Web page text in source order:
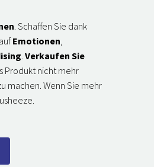
. Schaffen Sie dank
Emotionen,
. Verkaufen Sie
Produkt nicht mehr
machen. Wenn Sie mehr